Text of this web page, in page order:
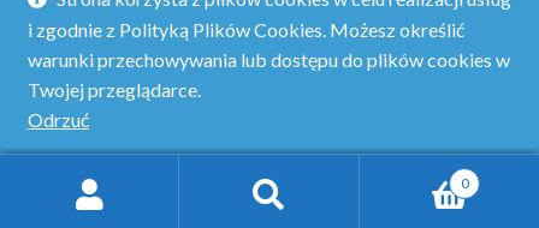
i zgodnie z Polityką Plików Cookies. Możesz określić
warunki przechowywania lub dostępu do plików cookies w
Twojej przeglądarce.
Odrzuć
© Obejmado - obejmy do połączeń rurowych 2026
0